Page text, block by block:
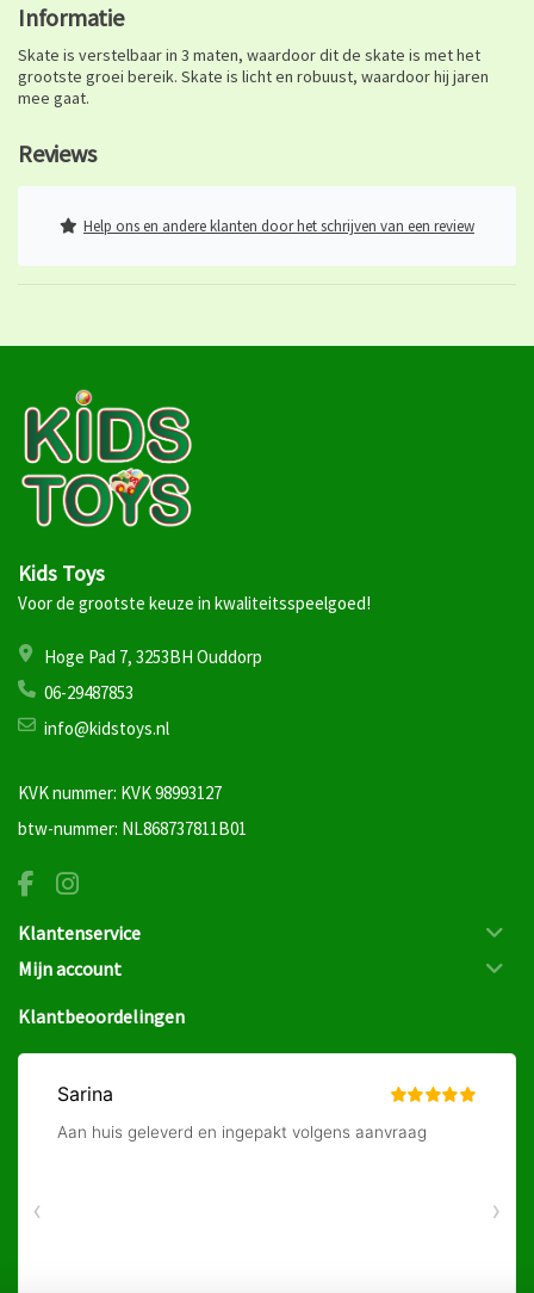
Informatie
Skate is verstelbaar in 3 maten, waardoor dit de skate is met het
grootste groei bereik. Skate is licht en robuust, waardoor hij jaren
mee gaat.
Reviews
Help ons en andere klanten door het schrijven van een review
Kids Toys
Voor de grootste keuze in kwaliteitsspeelgoed!
Hoge Pad 7, 3253BH Ouddorp
06-29487853
info@kidstoys.nl
KVK nummer: KVK 98993127
btw-nummer: NL868737811B01
Klantenservice
Mijn account
Klantbeoordelingen